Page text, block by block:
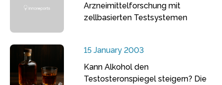
Arzneimittelforschung mit
zellbasierten Testsystemen
15 January 2003
Kann Alkohol den
Testosteronspiegel steigern? Die